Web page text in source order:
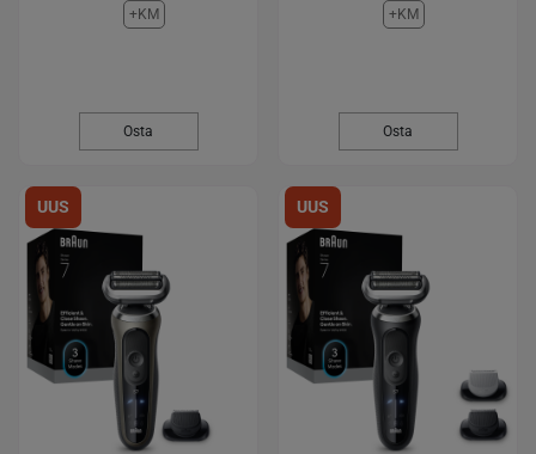
+KM
Osta
+KM
Osta
UUS UUS